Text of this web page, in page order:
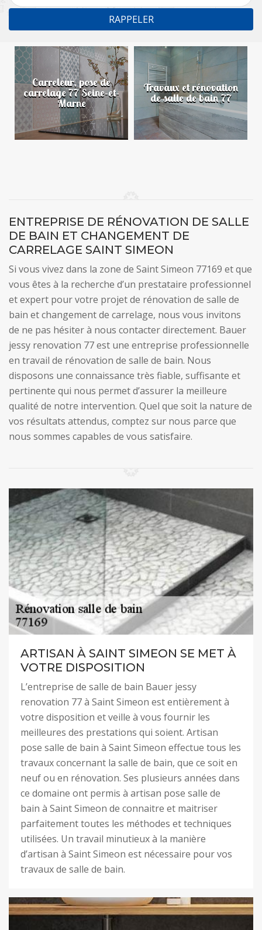
Carreleur, pose de
carrelage 77 Seine-et-
Marne
Travaux et rénovation
de salle de bain 77
ENTREPRISE DE RÉNOVATION DE SALLE
DE BAIN ET CHANGEMENT DE
CARRELAGE SAINT SIMEON
Si vous vivez dans la zone de Saint Simeon 77169 et que
vous êtes à la recherche d’un prestataire professionnel
et expert pour votre projet de rénovation de salle de
bain et changement de carrelage, nous vous invitons
de ne pas hésiter à nous contacter directement. Bauer
jessy renovation 77 est une entreprise professionnelle
en travail de rénovation de salle de bain. Nous
disposons une connaissance très fiable, suffisante et
pertinente qui nous permet d’assurer la meilleure
qualité de notre intervention. Quel que soit la nature de
vos résultats attendus, comptez sur nous parce que
nous sommes capables de vous satisfaire.
ARTISAN À SAINT SIMEON SE MET À
VOTRE DISPOSITION
L’entreprise de salle de bain Bauer jessy
renovation 77 à Saint Simeon est entièrement à
votre disposition et veille à vous fournir les
meilleures des prestations qui soient. Artisan
pose salle de bain à Saint Simeon effectue tous les
travaux concernant la salle de bain, que ce soit en
neuf ou en rénovation. Ses plusieurs années dans
ce domaine ont permis à artisan pose salle de
bain à Saint Simeon de connaitre et maitriser
parfaitement toutes les méthodes et techniques
utilisées. Un travail minutieux à la manière
d’artisan à Saint Simeon est nécessaire pour vos
travaux de salle de bain.